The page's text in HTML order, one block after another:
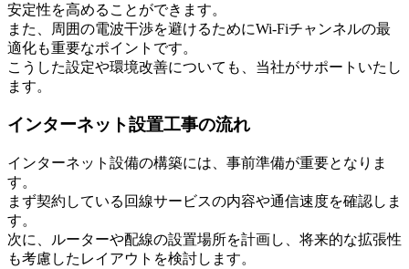
安定性を高めることができます。
また、周囲の電波干渉を避けるためにWi-Fiチャンネルの最
適化も重要なポイントです。
こうした設定や環境改善についても、当社がサポートいたし
ます。
インターネット設置工事の流れ
インターネット設備の構築には、事前準備が重要となりま
す。
まず契約している回線サービスの内容や通信速度を確認しま
す。
次に、ルーターや配線の設置場所を計画し、将来的な拡張性
も考慮したレイアウトを検討します。